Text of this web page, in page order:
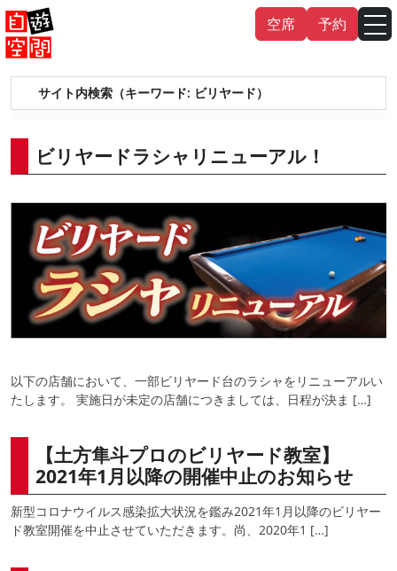
Skip
to
content
空席 予約
サイト内検索（キーワード: ビリヤード）
ビリヤードラシャリニューアル！
以下の店舗において、一部ビリヤード台のラシャをリニューアルい
たします。 実施日が未定の店舗につきましては、日程が決ま […]
【土方隼斗プロのビリヤード教室】
2021年1月以降の開催中止のお知らせ
新型コロナウイルス感染拡大状況を鑑み2021年1月以降のビリヤー
ド教室開催を中止させていただきます。尚、2020年1 […]
English 中文（繁體） 中文（简体）
한국어
日本語